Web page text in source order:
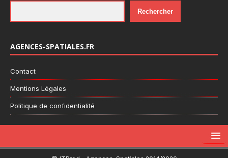
Rechercher
AGENCES-SPATIALES.FR
Contact
Mentions Légales
Politique de confidentialité